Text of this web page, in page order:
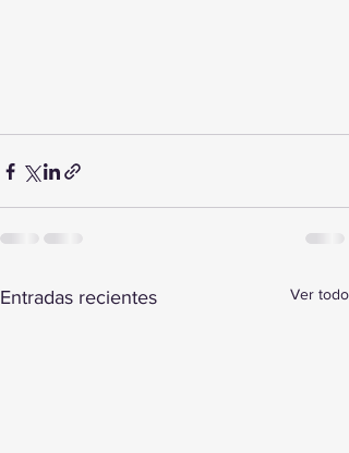
Entradas recientes Ver todo